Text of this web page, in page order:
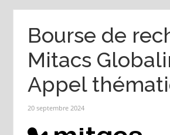
Bourse de
Mitacs
Appel
20 septembre 2024